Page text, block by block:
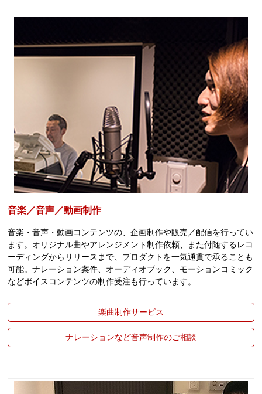
音楽／音声／動画制作
音楽・音声・動画コンテンツの、企画制作や販売／配信を行ってい
ます。オリジナル曲やアレンジメント制作依頼、また付随するレコ
ーディングからリリースまで、プロダクトを一気通貫で承ることも
可能。ナレーション案件、オーディオブック、モーションコミック
などボイスコンテンツの制作受注も行っています。
楽曲制作サービス
ナレーションなど音声制作のご相談